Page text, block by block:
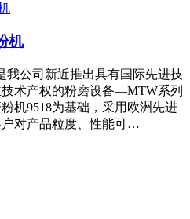
机
我公司新近推出具有国际先进技
术产权的粉磨设备—MTW系列
机9518为基础，采用欧洲先进
对产品粒度、性能可…